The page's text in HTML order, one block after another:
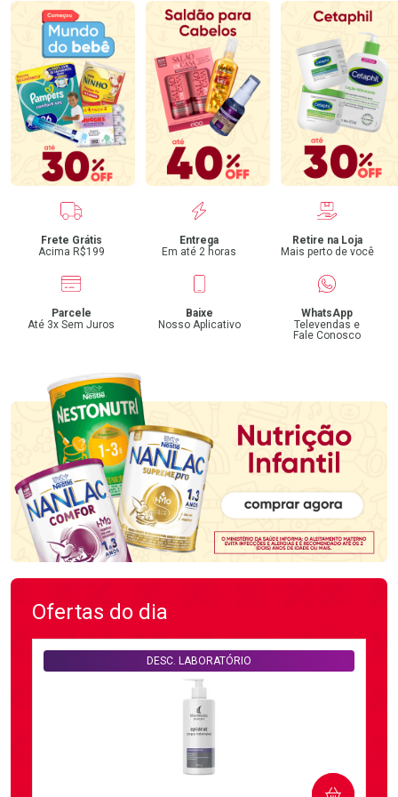
Benefícios
Frete Grátis
Acima R$199
Entrega
Em até 2 horas
Retire na Loja
Mais perto de você
Parcele
Até 3x Sem Juros
Baixe
Nosso Aplicativo
WhatsApp
Televendas e
Fale Conosco
Ofertas do dia
DESC. LABORATÓRIO
COMPRAR